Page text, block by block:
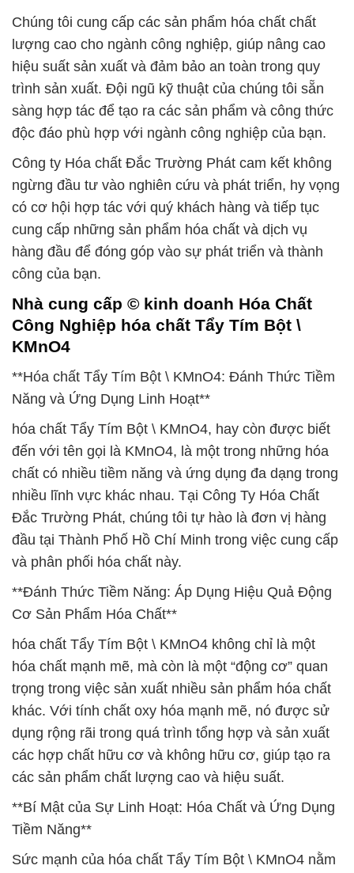
Chúng tôi cung cấp các sản phẩm hóa chất chất
lượng cao cho ngành công nghiệp, giúp nâng cao
hiệu suất sản xuất và đảm bảo an toàn trong quy
trình sản xuất. Đội ngũ kỹ thuật của chúng tôi sẵn
sàng hợp tác để tạo ra các sản phẩm và công thức
độc đáo phù hợp với ngành công nghiệp của bạn.
Công ty Hóa chất Đắc Trường Phát cam kết không
ngừng đầu tư vào nghiên cứu và phát triển, hy vọng
có cơ hội hợp tác với quý khách hàng và tiếp tục
cung cấp những sản phẩm hóa chất và dịch vụ
hàng đầu để đóng góp vào sự phát triển và thành
công của bạn.
Nhà cung cấp © kinh doanh Hóa Chất
Công Nghiệp hóa chất Tẩy Tím Bột \
KMnO4
**Hóa chất Tẩy Tím Bột \ KMnO4: Đánh Thức Tiềm
Năng và Ứng Dụng Linh Hoạt**
hóa chất Tẩy Tím Bột \ KMnO4, hay còn được biết
đến với tên gọi là KMnO4, là một trong những hóa
chất có nhiều tiềm năng và ứng dụng đa dạng trong
nhiều lĩnh vực khác nhau. Tại Công Ty Hóa Chất
Đắc Trường Phát, chúng tôi tự hào là đơn vị hàng
đầu tại Thành Phố Hồ Chí Minh trong việc cung cấp
và phân phối hóa chất này.
**Đánh Thức Tiềm Năng: Áp Dụng Hiệu Quả Động
Cơ Sản Phẩm Hóa Chất**
hóa chất Tẩy Tím Bột \ KMnO4 không chỉ là một
hóa chất mạnh mẽ, mà còn là một “động cơ” quan
trọng trong việc sản xuất nhiều sản phẩm hóa chất
khác. Với tính chất oxy hóa mạnh mẽ, nó được sử
dụng rộng rãi trong quá trình tổng hợp và sản xuất
các hợp chất hữu cơ và không hữu cơ, giúp tạo ra
các sản phẩm chất lượng cao và hiệu suất.
**Bí Mật của Sự Linh Hoạt: Hóa Chất và Ứng Dụng
Tiềm Năng**
Sức mạnh của hóa chất Tẩy Tím Bột \ KMnO4 nằm